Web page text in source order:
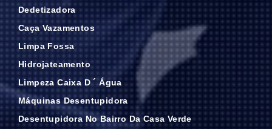
Dedetizadora
Caça Vazamentos
Limpa Fossa
Hidrojateamento
Limpeza Caixa D ´ Água
Máquinas Desentupidora
Desentupidora No Bairro Da Casa Verde